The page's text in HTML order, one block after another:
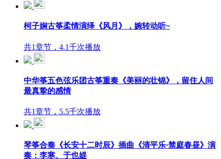
柯子娴古筝柔情演绎《风月》，婉转动听~
共1章节，4.1千次播放
中华筝五色弦乐团古筝重奏《美丽的壮锦》，留住人间
最真挚的感情
共1章节，5.5千次播放
琴筝合奏《长安十二时辰》插曲《清平乐·禁庭春昼》演
奏：李寒、于也媞